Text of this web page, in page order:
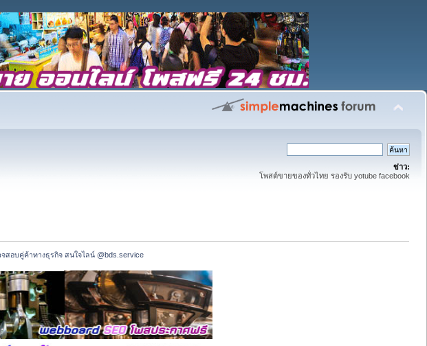
ข่าว:
โพสต์ขายของทั่วไทย รองรับ yotube facebook
อบคู่ค้าทางธุรกิจ สนใจไลน์ @bds.service